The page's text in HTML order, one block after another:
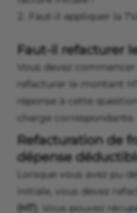
Faut-il appliquer la
Faut-il refacturer
Vous devez
refacturer le montant
réponse à cette
charge correspondante.
Refacturation de
dépense
Lorsque vous avez pu
initiale, vous devez
(HT)
. Vous pouvez